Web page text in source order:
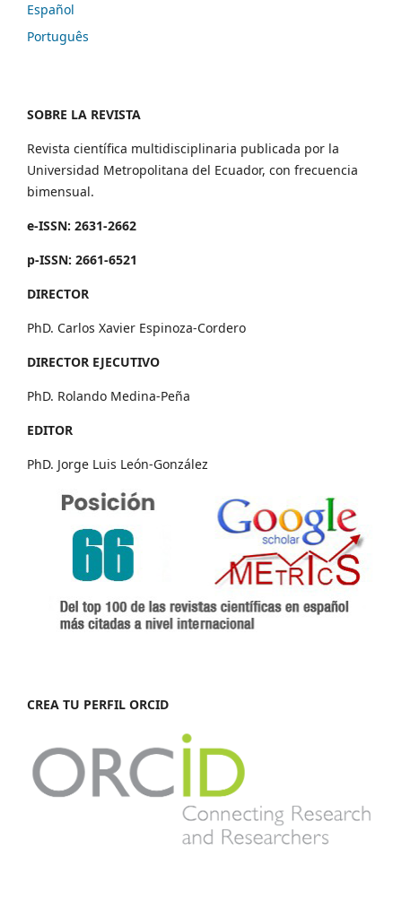
Español
Português
SOBRE LA REVISTA
Revista científica multidisciplinaria publicada por la
Universidad Metropolitana del Ecuador, con frecuencia
bimensual.
e-ISSN: 2631-2662
p-ISSN: 2661-6521
DIRECTOR
PhD. Carlos Xavier Espinoza-Cordero
DIRECTOR EJECUTIVO
PhD. Rolando Medina-Peña
EDITOR
PhD. Jorge Luis León-González
CREA TU PERFIL ORCID